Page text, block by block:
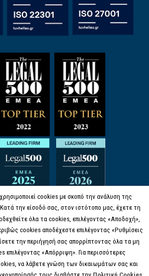
cookies με σκοπό την ανάλυση της
την είσοδό σας, στον ιστότοπο μας, έχετε τη
όλα τα cookies, επιλέγοντας «Αποδοχή»,
cookies αποδέχεστε επιλέγοντας «Ρυθμίσεις
την περιήγησή σας απορρίπτοντας όλα τα μη
επιλέγοντας «Απόρριψη». Για περισσότερες
να λάβετε γνώση των δικαιωμάτων σας και